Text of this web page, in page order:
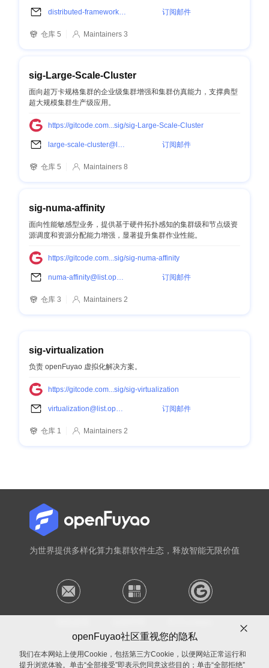
distributed-framework@list.openfuyao.cn 订阅邮件
仓库 5 Maintainers 3
sig-Large-Scale-Cluster
面向超万卡规格集群的企业级集群增强和集群仿真能力，支撑典型
超大规模集群生产级应用。
https://gitcode.com...sig/sig-Large-Scale-Cluster
large-scale-cluster@list.openfuyao.cn 订阅邮件
仓库 5 Maintainers 8
sig-numa-affinity
面向性能敏感型业务，提供基于硬件拓扑感知的集群级和节点级资
源调度和资源分配能力增强，显著提升集群作业性能。
https://gitcode.com...sig/sig-numa-affinity
numa-affinity@list.openfuyao.cn 订阅邮件
仓库 3 Maintainers 2
sig-virtualization
负责 openFuyao 虚拟化解决方案。
https://gitcode.com...sig/sig-virtualization
virtualization@list.openfuyao.cn 订阅邮件
仓库 1 Maintainers 2
为世界提供多样化算力集群软件生态，释放智能无限价值
openFuyao社区重视您的隐私
我们在本网站上使用Cookie，包括第三方Cookie，以便网站正常运行和
提升浏览体验。单击“全部接受”即表示您同意这些目的；单击“全部拒绝”